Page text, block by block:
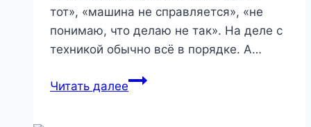
тот», «машина не справляется», «не
понимаю, что делаю не так». На деле с
техникой обычно всё в порядке. А…
Читать далее6